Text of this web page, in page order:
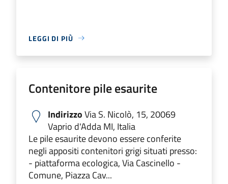
LEGGI DI PIÙ
Contenitore pile esaurite
IndirizzoVia S. Nicolò, 15, 20069
Vaprio d'Adda MI, Italia
Le pile esaurite devono essere conferite
negli appositi contenitori grigi situati presso:
- piattaforma ecologica, Via Cascinello -
Comune, Piazza Cav...